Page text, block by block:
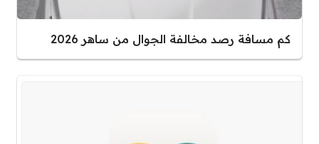
كم مسافة رصد مخالفة الجوال من ساهر 2026